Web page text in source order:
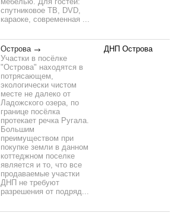
спутниковое ТВ, DVD,
караоке, современная ...
Острова
Участки в посёлке
"Острова" находятся в
потрясающем,
экологически чистом
месте не далеко от
Ладожского озера, по
границе посёлка
протекает речка Ругала.
Большим
преимуществом при
покупке земли в данном
коттеджном поселке
является и то, что все
продаваемые участки
ДНП не требуют
разрешения от подряд...
ДНП Острова